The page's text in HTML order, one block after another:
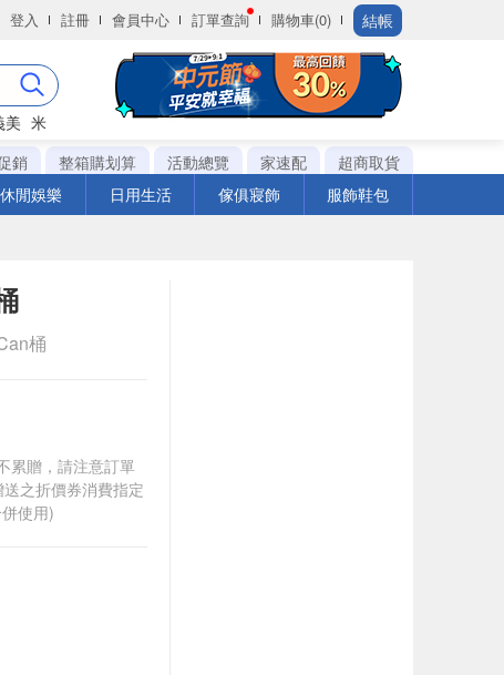
登入 註冊 會員中心 訂單查詢 購物車(0) 結帳
美 米
銷 整箱購划算 活動總覽 家速配
超商取貨
休閒娛樂 日用生活 傢俱寢飾 服飾鞋包
桶
累贈，請注意訂單
之折價券消費指定
使用)